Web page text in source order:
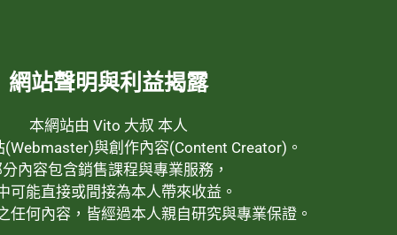
網站聲明與利益揭露
本網站由 Vito 大叔 本人
與創作內容(Content Creator)。
內容包含銷售課程與專業服務，
可能直接或間接為本人帶來收益。
任何內容，皆經過本人親自研究與專業保證。